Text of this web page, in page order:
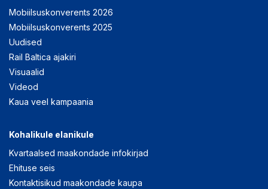
Mobiilsuskonverents 2026
Mobiilsuskonverents 2025
Uudised
Rail Baltica ajakiri
Visuaalid
Videod
Kaua veel kampaania
Kohalikule elanikule
Kvartaalsed maakondade infokirjad
Ehituse seis
Kontaktisikud maakondade kaupa